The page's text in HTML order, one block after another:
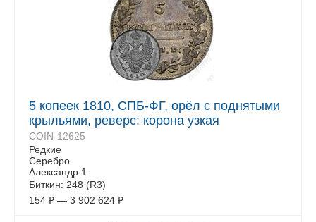
5 копеек 1810, СПБ-ФГ, орёл с поднятыми
крыльями, реверс: корона узкая
COIN-12625
Редкие
Серебро
Александр 1
Биткин: 248 (R3)
154 ₽ — 3 902 624 ₽